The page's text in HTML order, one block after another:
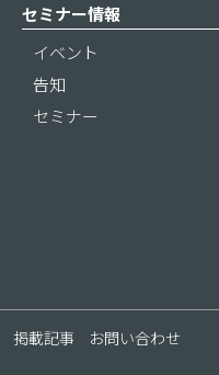
セミナー情報
イベント
告知
セミナー
掲載記事
お問い合わせ